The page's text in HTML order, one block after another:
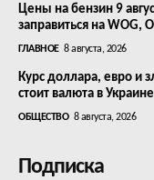
Цены на бензин 9
заправиться на WOG,
ГЛАВНОЕ 8 августа, 2026
Курс доллара, евро и
стоит валюта в Украине
ОБЩЕСТВО 8 августа, 2026
Подписка